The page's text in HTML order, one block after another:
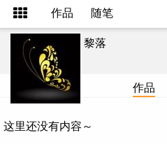
作品 随笔
黎落
作品
这里还没有内容～